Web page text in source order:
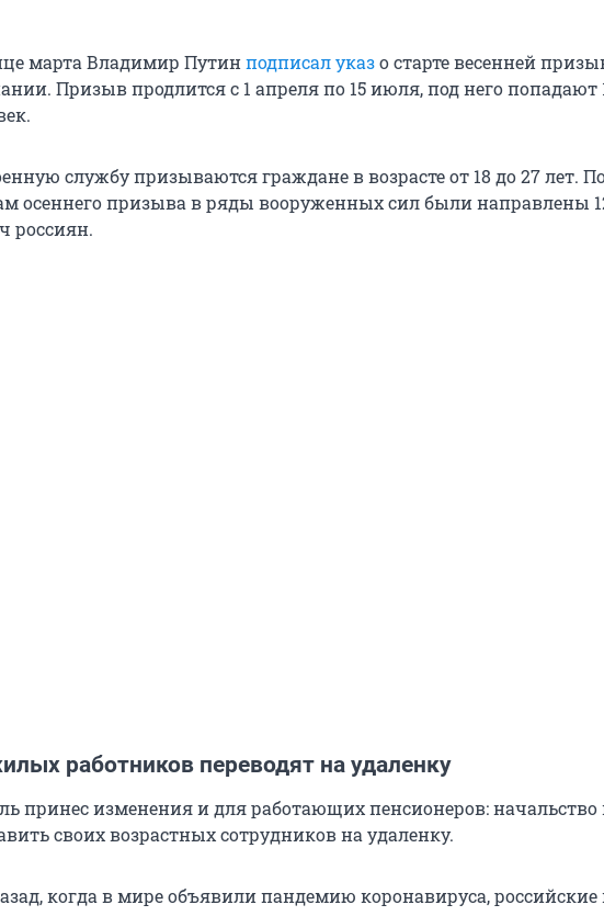
марта Владимир Путинподписал указо старте весенней
Призыв продлится с 1 апреля по 15 июля, под него попадают
службу призываются граждане в возрасте от 18 до 27 лет.
осеннего призыва в ряды вооруженных сил были направлены
россиян.
работников переводят на удаленку
принес изменения и для работающих пенсионеров: начальство
своих возрастных сотрудников на удаленку.
когда в мире объявили пандемию коронавируса, российские